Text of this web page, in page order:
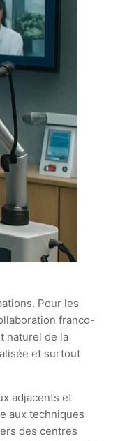
Pour les
franco-
naturel de la
et surtout
adjacents et
aux techniques
des centres